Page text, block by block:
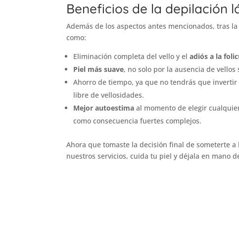
Beneficios de la depilación
Además de los aspectos antes mencionados, tras
como:
Eliminación completa del vello y eladiós a la
Piel más suave, no solo por la ausencia de
Ahorro de tiempo, ya que no tendrás que
libre de vellosidades.
Mejor autoestima al momento de elegir
como consecuencia fuertes complejos.
Ahora que tomaste la decisión final de someterte a
nuestros servicios, cuida tu piel y déjala en mano